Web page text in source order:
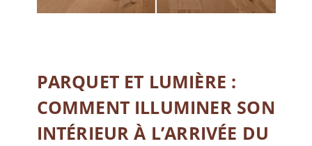
PARQUET ET LUMIÈRE :
COMMENT ILLUMINER SON
INTÉRIEUR À L’ARRIVÉE DU